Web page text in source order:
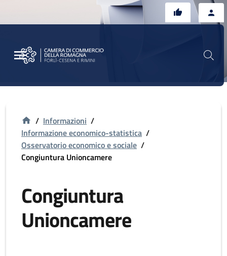
/ Informazioni /
Informazione economico-statistica /
Osservatorio economico e sociale /
Congiuntura Unioncamere
Congiuntura
Unioncamere